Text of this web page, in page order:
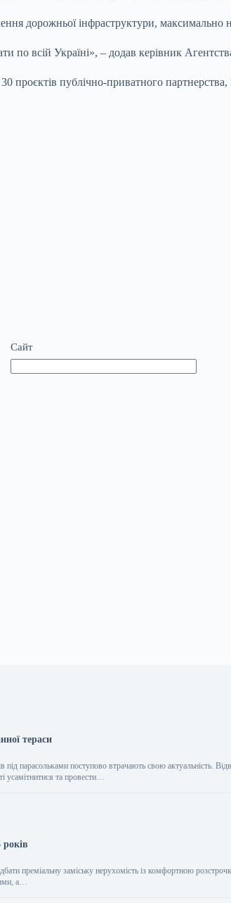
дорожньої інфраструктури,
по всій Україні», – додав керівник
проєктів публічно-приватного
Сайт
тераси
під парасольками поступово втрачають свою актуальність.
усамітнитися та провести…
преміальну заміську нерухомість із комфортною
а…